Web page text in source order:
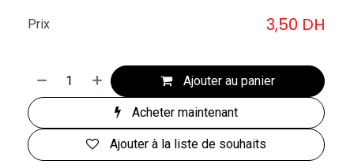
Ajouter au panier
Acheter maintenant
Ajouter à la liste de souhaits
Prix 3,50 DH